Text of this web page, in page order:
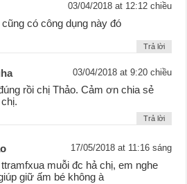
03/04/2018 at 12:12 chiều
có công dụng này đó
Trả lời
03/04/2018 at 9:20 chiều
rồi chị Thảo. Cảm ơn chia sẻ
Trả lời
17/05/2018 at 11:16 sáng
muỗi đc hả chị, em nghe
giữ ấm bé không à